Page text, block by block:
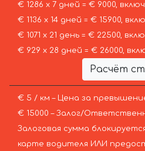
€ 1286 х 7 дней = € 9000,
€ 1136 х 14 дней = € 15900,
€ 1071 х 21 день = € 22500,
€ 929 х 28 дней = € 26000,
Расчёт
€ 5 / км – Цена за
€ 15000 – Залог/
Залоговая сумма
карте водителя ИЛИ